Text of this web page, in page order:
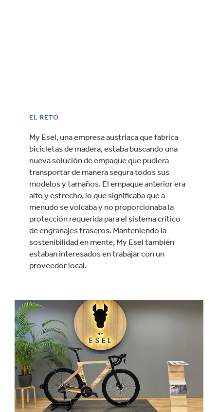
EL RETO
My Esel, una empresa austriaca que fabrica
bicicletas de madera, estaba buscando una
nueva solución de empaque que pudiera
transportar de manera segura todos sus
modelos y tamaños. El empaque anterior era
alto y estrecho, lo que significaba que a
menudo se volcaba y no proporcionaba la
protección requerida para el sistema crítico
de engranajes traseros. Manteniendo la
sostenibilidad en mente, My Esel también
estaban interesados en trabajar con un
proveedor local.